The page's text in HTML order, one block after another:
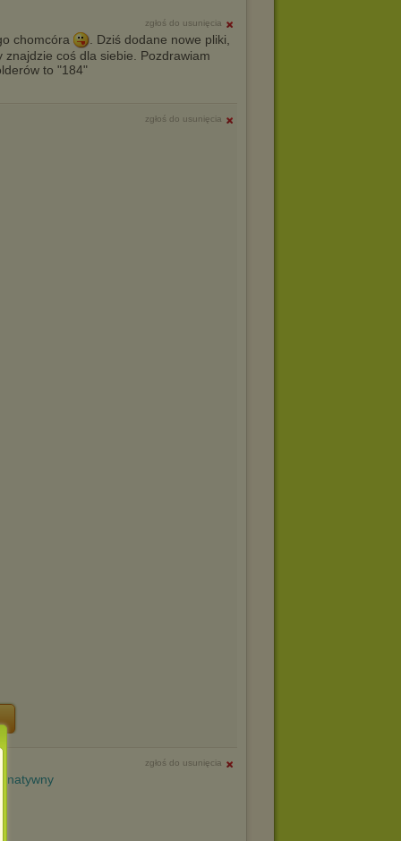
zgłoś do usunięcia
chomcóra
. Dziś dodane nowe pliki,
coś dla siebie. Pozdrawiam
to "184"
zgłoś do usunięcia
zgłoś do usunięcia